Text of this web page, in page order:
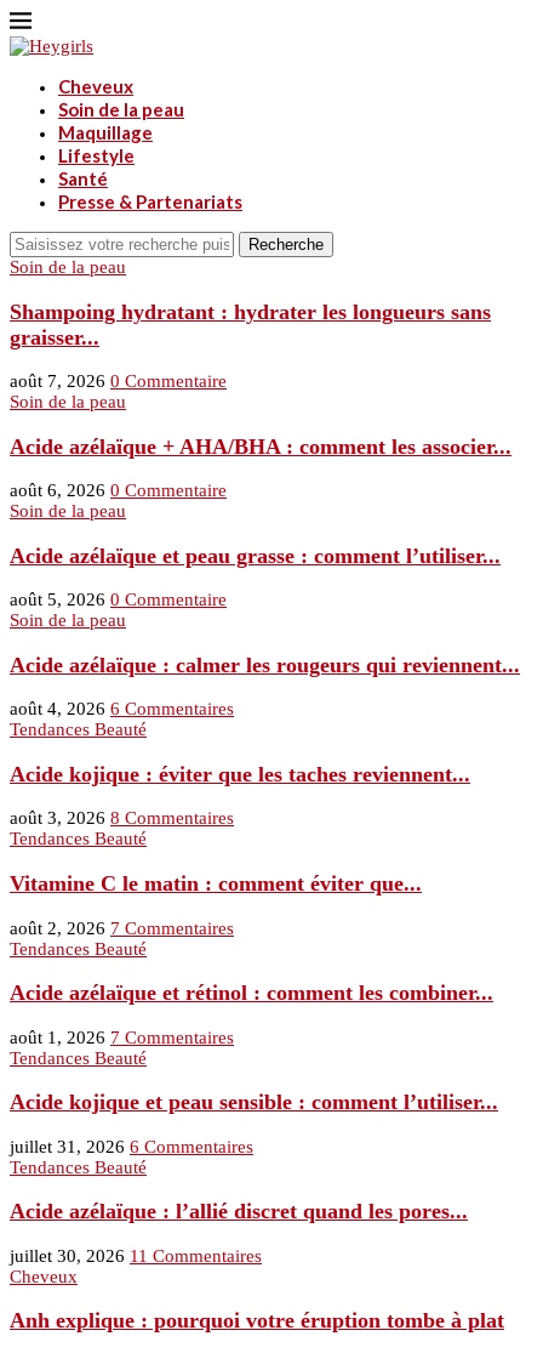
Cheveux
Soin de la peau
Maquillage
Lifestyle
Santé
Presse & Partenariats
Recherche
Soin de la peau
Shampoing hydratant : hydrater les longueurs sans
graisser...
août 7, 2026 0 Commentaire
Soin de la peau
Acide azélaïque + AHA/BHA : comment les associer...
août 6, 2026 0 Commentaire
Soin de la peau
Acide azélaïque et peau grasse : comment l’utiliser...
août 5, 2026 0 Commentaire
Soin de la peau
Acide azélaïque : calmer les rougeurs qui reviennent...
août 4, 2026 6 Commentaires
Tendances Beauté
Acide kojique : éviter que les taches reviennent...
août 3, 2026 8 Commentaires
Tendances Beauté
Vitamine C le matin : comment éviter que...
août 2, 2026 7 Commentaires
Tendances Beauté
Acide azélaïque et rétinol : comment les combiner...
août 1, 2026 7 Commentaires
Tendances Beauté
Acide kojique et peau sensible : comment l’utiliser...
juillet 31, 2026 6 Commentaires
Tendances Beauté
Acide azélaïque : l’allié discret quand les pores...
juillet 30, 2026 11 Commentaires
Cheveux
Anh explique : pourquoi votre éruption tombe à plat